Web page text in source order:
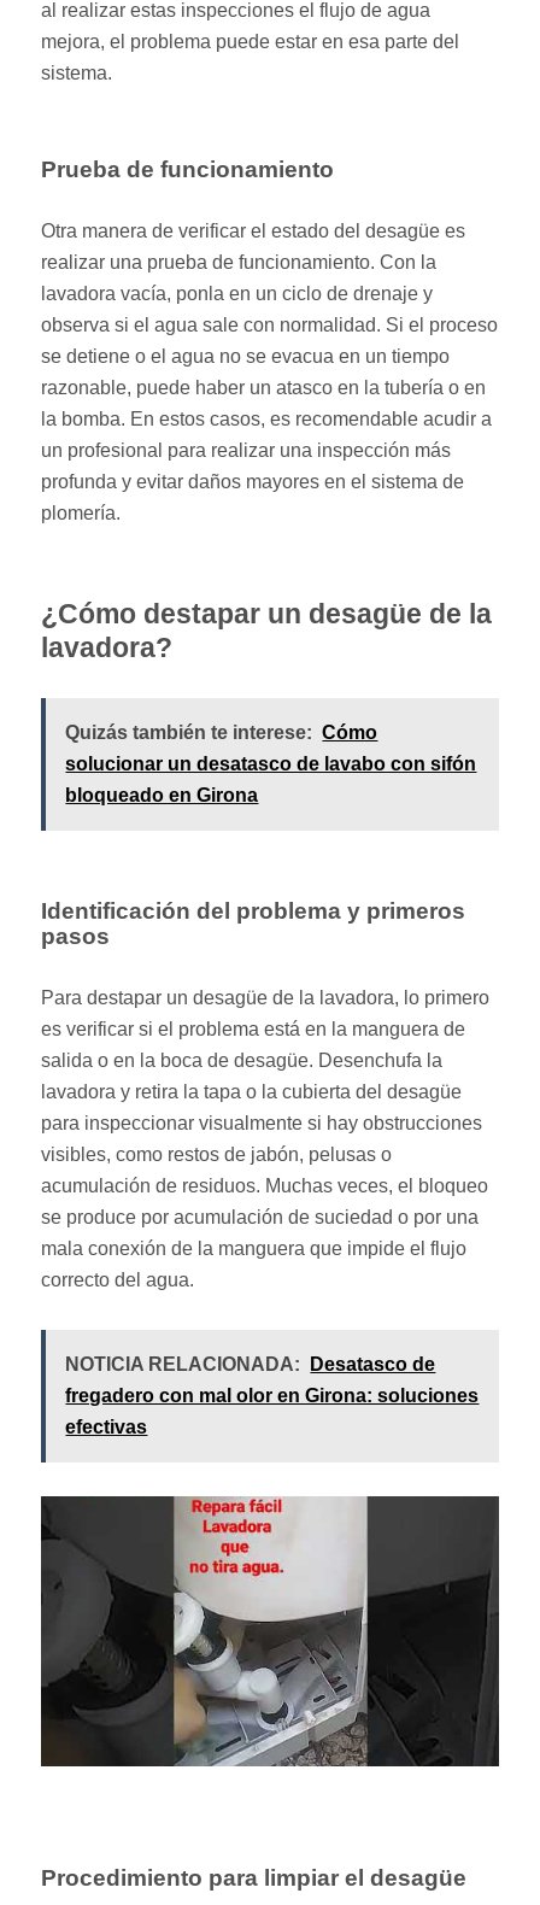
al realizar estas inspecciones el flujo de agua
mejora, el problema puede estar en esa parte del
sistema.
Prueba de funcionamiento
Otra manera de verificar el estado del desagüe es
realizar una prueba de funcionamiento. Con la
lavadora vacía, ponla en un ciclo de drenaje y
observa si el agua sale con normalidad. Si el proceso
se detiene o el agua no se evacua en un tiempo
razonable, puede haber un atasco en la tubería o en
la bomba. En estos casos, es recomendable acudir a
un profesional para realizar una inspección más
profunda y evitar daños mayores en el sistema de
plomería.
¿Cómo destapar un desagüe de la
lavadora?
Quizás también te interese: Cómo
solucionar un desatasco de lavabo con sifón
bloqueado en Girona
Identificación del problema y primeros
pasos
Para destapar un desagüe de la lavadora, lo primero
es verificar si el problema está en la manguera de
salida o en la boca de desagüe. Desenchufa la
lavadora y retira la tapa o la cubierta del desagüe
para inspeccionar visualmente si hay obstrucciones
visibles, como restos de jabón, pelusas o
acumulación de residuos. Muchas veces, el bloqueo
se produce por acumulación de suciedad o por una
mala conexión de la manguera que impide el flujo
correcto del agua.
NOTICIA RELACIONADA:
Desatasco de
fregadero con mal olor en Girona: soluciones
efectivas
Procedimiento para limpiar el desagüe